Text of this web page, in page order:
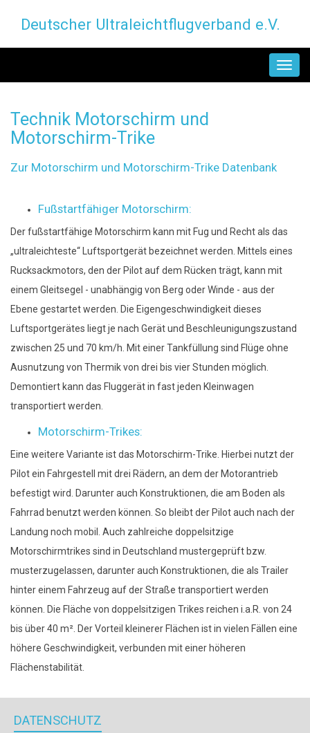
Inhalt
Deutscher Ultraleichtflugverband e.V.
Technik Motorschirm und
Motorschirm-Trike
Zur Motorschirm und Motorschirm-Trike Datenbank
Fußstartfähiger Motorschirm:
Der fußstartfähige Motorschirm kann mit Fug und Recht als das
„ultraleichteste“ Luftsportgerät bezeichnet werden. Mittels eines
Rucksackmotors, den der Pilot auf dem Rücken trägt, kann mit
einem Gleitsegel - unabhängig von Berg oder Winde - aus der
Ebene gestartet werden. Die Eigengeschwindigkeit dieses
Luftsportgerätes liegt je nach Gerät und Beschleunigungszustand
zwischen 25 und 70 km/h. Mit einer Tankfüllung sind Flüge ohne
Ausnutzung von Thermik von drei bis vier Stunden möglich.
Demontiert kann das Fluggerät in fast jeden Kleinwagen
transportiert werden.
Motorschirm-Trikes:
Eine weitere Variante ist das Motorschirm-Trike. Hierbei nutzt der
Pilot ein Fahrgestell mit drei Rädern, an dem der Motorantrieb
befestigt wird. Darunter auch Konstruktionen, die am Boden als
Fahrrad benutzt werden können. So bleibt der Pilot auch nach der
Landung noch mobil. Auch zahlreiche doppelsitzige
Motorschirmtrikes sind in Deutschland mustergeprüft bzw.
musterzugelassen, darunter auch Konstruktionen, die als Trailer
hinter einem Fahrzeug auf der Straße transportiert werden
können. Die Fläche von doppelsitzigen Trikes reichen i.a.R. von 24
bis über 40 m². Der Vorteil kleinerer Flächen ist in vielen Fällen eine
höhere Geschwindigkeit, verbunden mit einer höheren
Flächenstabilität.
DATENSCHUTZ